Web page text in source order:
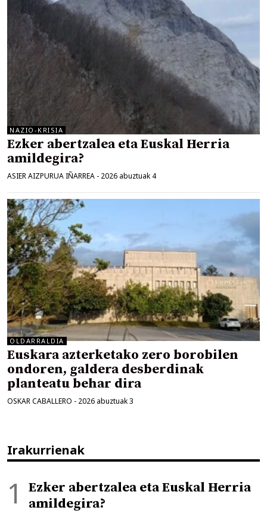
NAZIO-KRISIA
Ezker abertzalea eta Euskal Herria
amildegira?
ASIER AIZPURUA IÑARREA - 2026 abuztuak 4
OLDARRALDIA
Euskara azterketako zero borobilen
ondoren, galdera desberdinak
planteatu behar dira
OSKAR CABALLERO - 2026 abuztuak 3
Irakurrienak
Ezker abertzalea eta Euskal Herria
amildegira?